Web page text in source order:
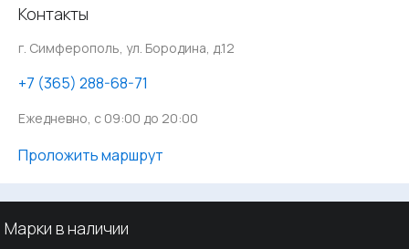
Контакты
г. Симферополь, ул. Бородина, д.12
‪+7 (365) 288-68-71
Ежедневно, с 09:00 до 20:00
Проложить маршрут
Марки в наличии